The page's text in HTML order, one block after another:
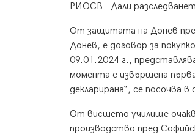
РИОСВ. Дали
От защитата на Донев
Донев, е договор за
09.01.2024 г.,
момента е извършена
декларирана“, се посочва
От висшето училище
производство пред